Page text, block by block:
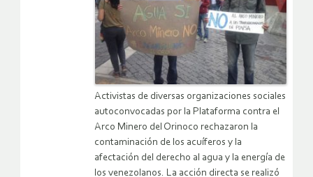
Activistas de diversas organizaciones sociales
autoconvocadas por la Plataforma contra el
Arco Minero del Orinoco rechazaron la
contaminación de los acuíferos y la
afectación del derecho al agua y la energía de
los venezolanos. La acción directa se realizó